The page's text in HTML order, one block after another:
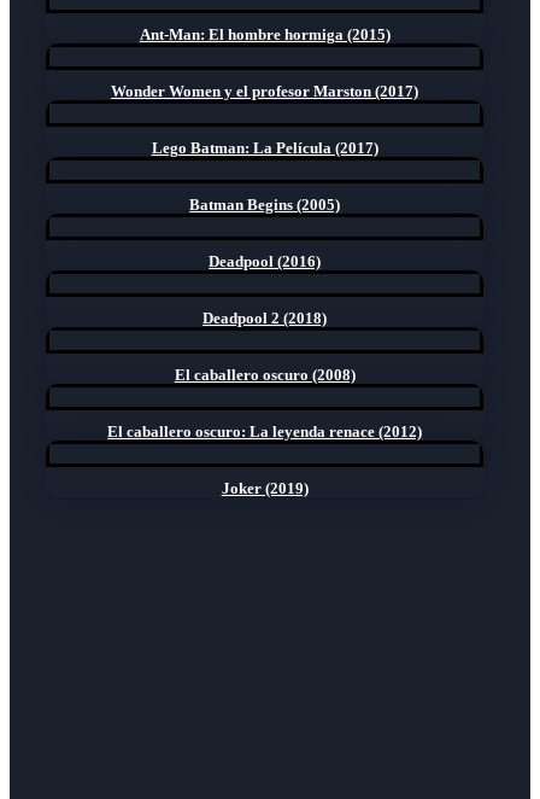
Ant-Man: El hombre hormiga (2015)
Wonder Women y el profesor Marston (2017)
Lego Batman: La Película (2017)
Batman Begins (2005)
Deadpool (2016)
Deadpool 2 (2018)
El caballero oscuro (2008)
El caballero oscuro: La leyenda renace (2012)
Joker (2019)